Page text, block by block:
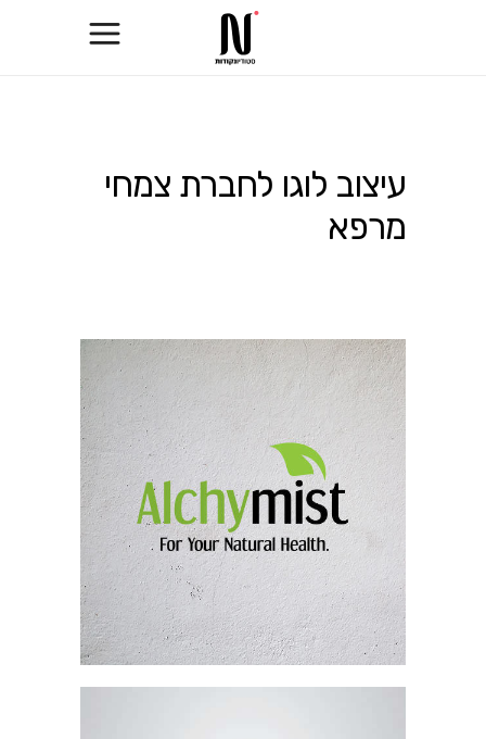
עיצוב לוגו לחברת צמחי
מרפא